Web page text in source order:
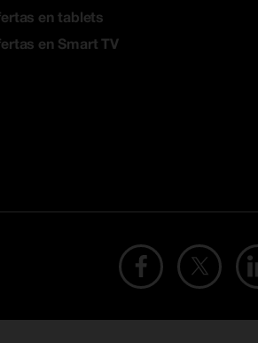
en tablets
en Smart TV